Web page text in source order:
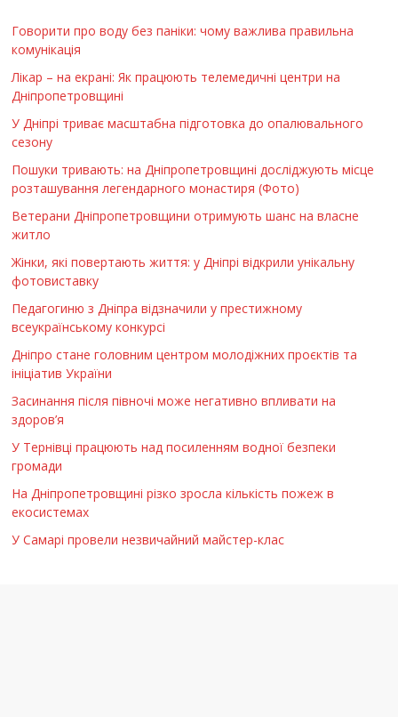
Говорити про воду без паніки: чому важлива правильна
комунікація
Лікар – на екрані: Як працюють телемедичні центри на
Дніпропетровщині
У Дніпрі триває масштабна підготовка до опалювального
сезону
Пошуки тривають: на Дніпропетровщині досліджують місце
розташування легендарного монастиря (Фото)
Ветерани Дніпропетровщини отримують шанс на власне
житло
Жінки, які повертають життя: у Дніпрі відкрили унікальну
фотовиставку
Педагогиню з Дніпра відзначили у престижному
всеукраїнському конкурсі
Дніпро стане головним центром молодіжних проєктів та
ініціатив України
Засинання після півночі може негативно впливати на
здоров’я
У Тернівці працюють над посиленням водної безпеки
громади
На Дніпропетровщині різко зросла кількість пожеж в
екосистемах
У Самарі провели незвичайний майстер-клас